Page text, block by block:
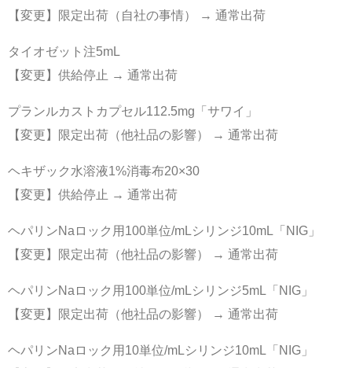
【変更】限定出荷（自社の事情） → 通常出荷
タイオゼット注5mL
【変更】供給停止 → 通常出荷
プランルカストカプセル112.5mg「サワイ」
【変更】限定出荷（他社品の影響） → 通常出荷
ヘキザック水溶液1%消毒布20×30
【変更】供給停止 → 通常出荷
ヘパリンNaロック用100単位/mLシリンジ10mL「NIG」
【変更】限定出荷（他社品の影響） → 通常出荷
ヘパリンNaロック用100単位/mLシリンジ5mL「NIG」
【変更】限定出荷（他社品の影響） → 通常出荷
ヘパリンNaロック用10単位/mLシリンジ10mL「NIG」